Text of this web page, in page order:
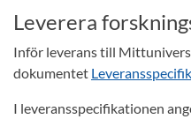
Leverera
Inför leverans till
dokumentet
I leveransspecifikationen